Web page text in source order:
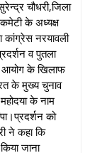
चौधरी,जिला
कमेटी के अध्यक्ष
कांग्रेस नरयावली
व पुतला
आयोग के खिलाफ
के मुख्य चुनाव
के नाम
को
ने कहा कि
जाना